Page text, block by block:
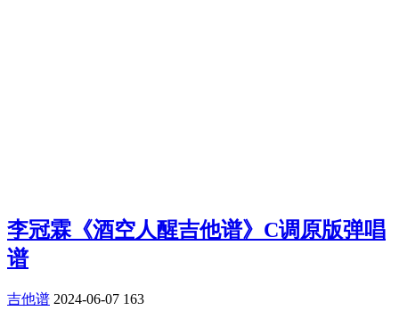
李冠霖《酒空人醒吉他谱》C调原版弹唱
谱
吉他谱 2024-06-07 163